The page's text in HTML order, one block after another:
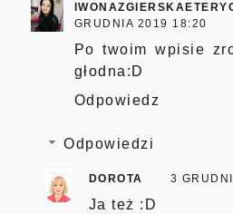
GRUDNIA 2019 18:20
Po twoim wpisie
głodna:D
Odpowiedz
Odpowiedzi
DOROTA 3
Ja też :D